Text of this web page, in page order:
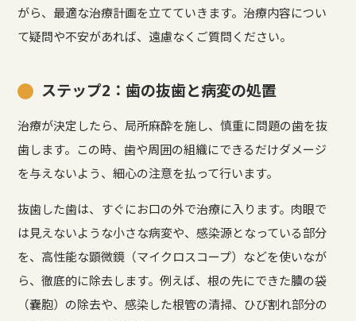
がら、最適な治療計画を立てていきます。治療内容につい
て疑問や不安があれば、遠慮なくご質問ください。
ステップ2：歯の抜歯と病変の処置
治療が決定したら、局所麻酔を施し、慎重に問題の歯を抜
歯します。この時、歯や周囲の組織にできるだけダメージ
を与えないよう、細心の注意を払って行います。
抜歯した歯は、すぐにお口の外で治療に入ります。肉眼で
は見えないような小さな病変や、感染源となっている部分
を、高性能な顕微鏡（マイクロスコープ）などを使いなが
ら、徹底的に除去します。例えば、根の先にできた膿の袋
（嚢胞）の除去や、感染した根管の清掃、ひび割れ部分の